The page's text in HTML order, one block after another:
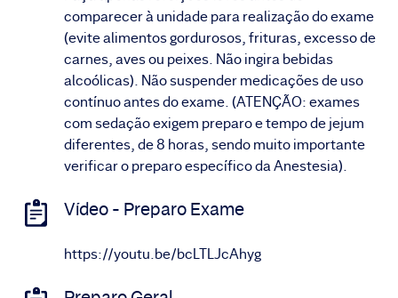
comparecer à unidade para realização do exame
(evite alimentos gordurosos, frituras, excesso de
carnes, aves ou peixes. Não ingira bebidas
alcoólicas). Não suspender medicações de uso
contínuo antes do exame. (ATENÇÃO: exames
com sedação exigem preparo e tempo de jejum
diferentes, de 8 horas, sendo muito importante
verificar o preparo específico da Anestesia).
Vídeo - Preparo Exame
https://youtu.be/bcLTLJcAhyg